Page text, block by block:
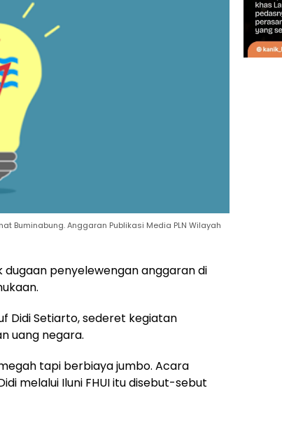
Buminabung. Anggaran Publikasi Media PLN Wilayah
dugaan penyelewengan anggaran di
Didi Setiarto, sederet kegiatan
uang negara.
tapi berbiaya jumbo. Acara
melalui Iluni FHUI itu disebut-sebut